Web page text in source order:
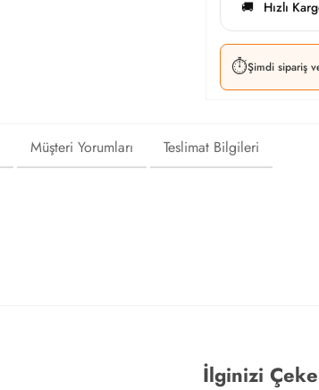
🚚 Hızlı
⏱️Şimdi sipariş
Müşteri Yorumları Teslimat Bilgileri
İlginizi